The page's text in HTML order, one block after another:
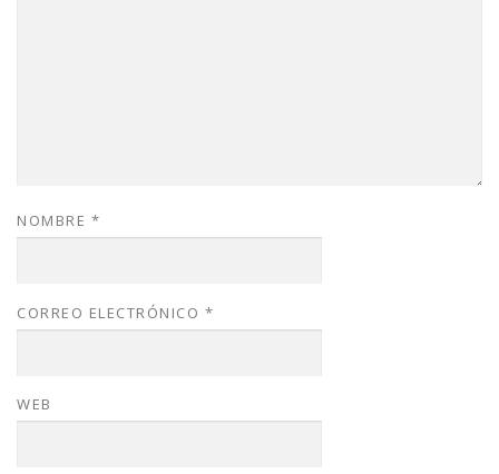
NOMBRE *
CORREO ELECTRÓNICO *
WEB